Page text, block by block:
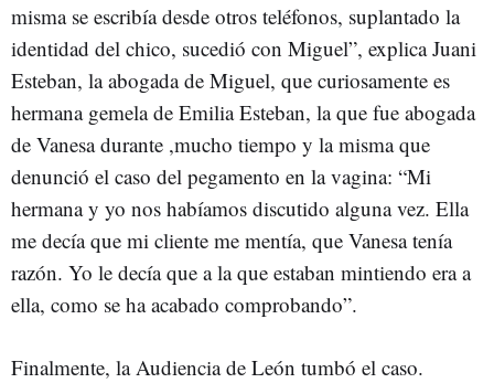
misma se escribía desde otros teléfonos, suplantado la
identidad del chico, sucedió con Miguel”, explica Juani
Esteban, la abogada de Miguel, que curiosamente es
hermana gemela de Emilia Esteban, la que fue abogada
de Vanesa durante ,mucho tiempo y la misma que
denunció el caso del pegamento en la vagina: “Mi
hermana y yo nos habíamos discutido alguna vez. Ella
me decía que mi cliente me mentía, que Vanesa tenía
razón. Yo le decía que a la que estaban mintiendo era a
ella, como se ha acabado comprobando”.
Finalmente, la Audiencia de León tumbó el caso.